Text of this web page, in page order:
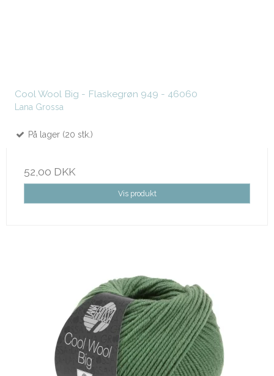
Cool Wool Big - Flaskegrøn 949 - 46060
Lana Grossa
På lager (20 stk.)
52,00 DKK
Vis produkt